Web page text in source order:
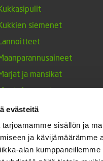
evästeitä
sisällön ja
ja
alan
siemenet
ja mansikat
siemenet
tuotteet
tulppaanit